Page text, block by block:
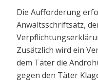
Die Aufforderung
Anwaltsschriftsatz,
Zusätzlich wird ein
dem Täter die
gegen den Täter